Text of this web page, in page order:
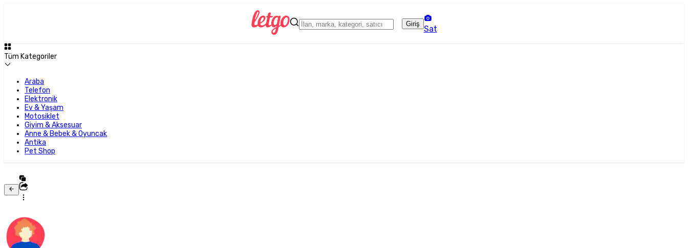
Giriş
Sat
Tüm Kategoriler
Araba
Telefon
Elektronik
Ev & Yaşam
Motosiklet
Giyim & Aksesuar
Anne & Bebek & Oyuncak
Antika
Pet Shop